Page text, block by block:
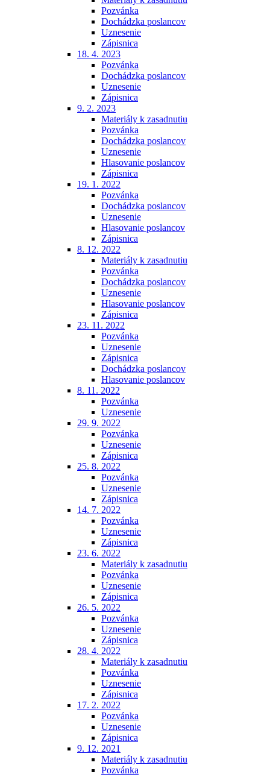
Pozvánka
Dochádzka poslancov
Uznesenie
Zápisnica
18. 4. 2023
Pozvánka
Dochádzka poslancov
Uznesenie
Zápisnica
9. 2. 2023
Materiály k zasadnutiu
Pozvánka
Dochádzka poslancov
Uznesenie
Hlasovanie poslancov
Zápisnica
19. 1. 2022
Pozvánka
Dochádzka poslancov
Uznesenie
Hlasovanie poslancov
Zápisnica
8. 12. 2022
Materiály k zasadnutiu
Pozvánka
Dochádzka poslancov
Uznesenie
Hlasovanie poslancov
Zápisnica
23. 11. 2022
Pozvánka
Uznesenie
Zápisnica
Dochádzka poslancov
Hlasovanie poslancov
8. 11. 2022
Pozvánka
Uznesenie
29. 9. 2022
Pozvánka
Uznesenie
Zápisnica
25. 8. 2022
Pozvánka
Uznesenie
Zápisnica
14. 7. 2022
Pozvánka
Uznesenie
Zápisnica
23. 6. 2022
Materiály k zasadnutiu
Pozvánka
Uznesenie
Zápisnica
26. 5. 2022
Pozvánka
Uznesenie
Zápisnica
28. 4. 2022
Materiály k zasadnutiu
Pozvánka
Uznesenie
Zápisnica
17. 2. 2022
Pozvánka
Uznesenie
Zápisnica
9. 12. 2021
Materiály k zasadnutiu
Pozvánka